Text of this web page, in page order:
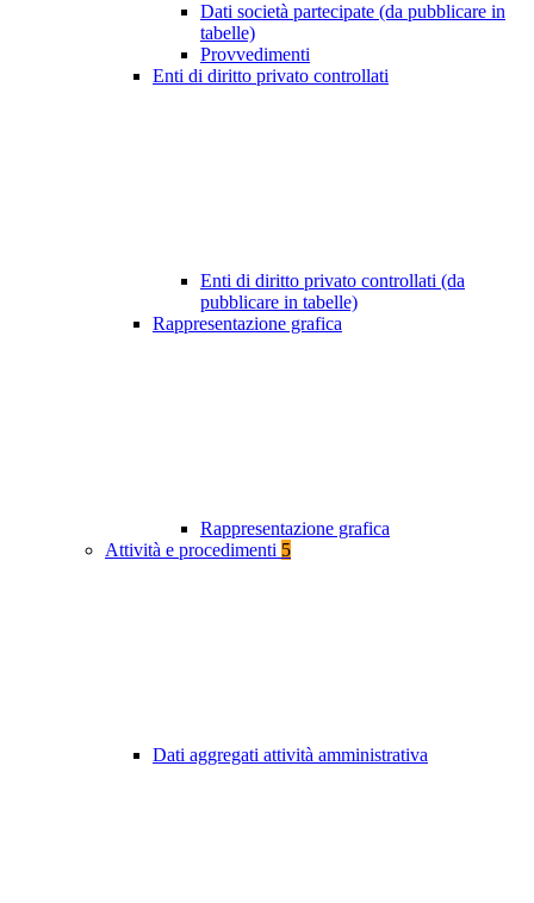
Dati società partecipate (da pubblicare in
tabelle)
Provvedimenti
Enti di diritto privato controllati
Enti di diritto privato controllati (da
pubblicare in tabelle)
Rappresentazione grafica
Rappresentazione grafica
Attività e procedimenti 5
Dati aggregati attività amministrativa